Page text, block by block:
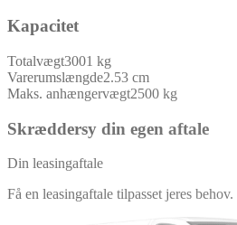
Kapacitet
Totalvægt3001 kg
Varerumslængde2.53 cm
Maks. anhængervægt2500 kg
Skræddersy din egen aftale
Din leasingaftale
Få en leasingaftale tilpasset jeres behov.